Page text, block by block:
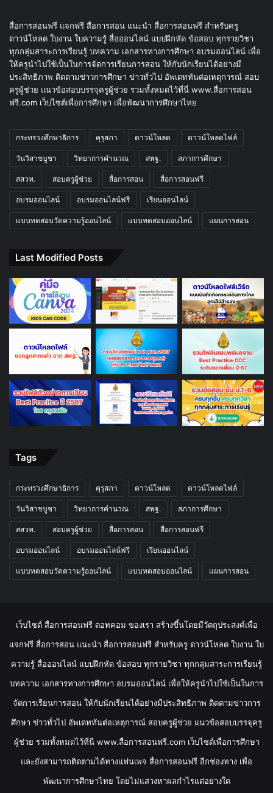
สื่อการสอนฟรี แจกฟรี สื่อการสอน แนะนำ สื่อการสอนฟรี สำหรับครู
ดาวน์โหลด ใบงาน ใบความรู้ สื่อออนไลน์ แบบฝึกหัด ข้อสอบ ทุกรายวิชา
ทุกกลุ่มสาระการเรียนรู้ บทความ เอกสารทางการศึกษา อบรมออนไลน์ เพื่อ
ให้ครูนำไปใช้เป็นในการจัดการเรียนการสอน ให้กับนักเรียนได้อย่างมี
ประสิทธิภาพ ติดตามข่าวการศึกษา ข่าวทั่วไป อัพเดททันต่อเหตุการณ์ สอบ
ครูผู้ช่วย แนวข้อสอบบรรจุครูผู้ช่วย รวมทั้งหมดไว้ที่นี่ www.สื่อการสอน
ฟรี.com เว็บไซต์เพื่อการศึกษา เพื่อพัฒนาการศึกษาไทย
กระทรวงศึกษาธิการ คุรุสภา ดาวน์โหลด ดาวน์โหลดไฟล์
วันวิสาขบูชา วิทยาการคำนวณ สพฐ. สภาการศึกษา
สสวท. สอบครูผู้ช่วย สื่อการสอน สื่อการสอนฟรี
อบรมออนไลน์ อบรมออนไลน์ฟรี เรียนออนไลน์
แบบทดสอบวัดความรู้ออนไลน์ แบบทดสอบออนไลน์ แผนการสอน
Last Modified Posts
Tags
กระทรวงศึกษาธิการ คุรุสภา ดาวน์โหลด ดาวน์โหลดไฟล์
วันวิสาขบูชา วิทยาการคำนวณ สพฐ. สภาการศึกษา
สสวท. สอบครูผู้ช่วย สื่อการสอน สื่อการสอนฟรี
อบรมออนไลน์ อบรมออนไลน์ฟรี เรียนออนไลน์
แบบทดสอบวัดความรู้ออนไลน์ แบบทดสอบออนไลน์ แผนการสอน
เว็บไซต์ สื่อการสอนฟรี ดอทคอม ของเรา สร้างขึ้นโดยมีวัตถุประสงค์เพื่อ
แจกฟรี สื่อการสอน แนะนำ สื่อการสอนฟรี สำหรับครู ดาวน์โหลด ใบงาน ใบ
ความรู้ สื่อออนไลน์ แบบฝึกหัด ข้อสอบ ทุกรายวิชา ทุกกลุ่มสาระการเรียนรู้
บทความ เอกสารทางการศึกษา อบรมออนไลน์ เพื่อให้ครูนำไปใช้เป็นในการ
จัดการเรียนการสอน ให้กับนักเรียนได้อย่างมีประสิทธิภาพ ติดตามข่าวการ
ศึกษา ข่าวทั่วไป อัพเดททันต่อเหตุการณ์ สอบครูผู้ช่วย แนวข้อสอบบรรจุครู
ผู้ช่วย รวมทั้งหมดไว้ที่นี่ www.สื่อการสอนฟรี.com เว็บไซต์เพื่อการศึกษา
และยังสามารถติดตามได้ทางแฟนเพจ สื่อการสอนฟรี อีกช่องทาง เพื่อ
พัฒนาการศึกษาไทย โดยไม่แสวงหาผลกำไรแต่อย่างใด